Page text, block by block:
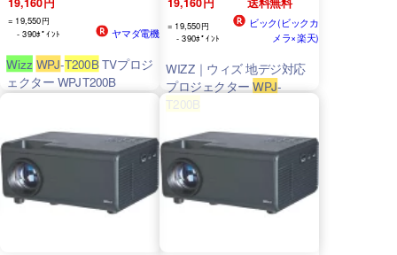
= 19,550円
- 390ﾎﾟｲﾝﾄ
ヤマダ電機
Wizz WPJ-T200BTVプロジ
ェクター WPJT200B
= 19,550円
- 390ﾎﾟｲﾝﾄ
ビック(ビックカ
メラ×楽天)
WIZZ｜ウィズ 地デジ対応
プロジェクターWPJ-
T200B